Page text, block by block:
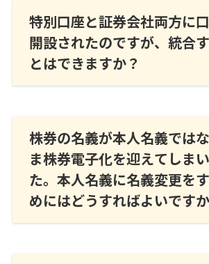
特別口座と証券会社両方に
開設されたのですが、統合
とはできますか？
株券の名義が本人名義では
ま株券電子化を迎えてしま
た。本人名義に名義変更を
めにはどうすればよいです